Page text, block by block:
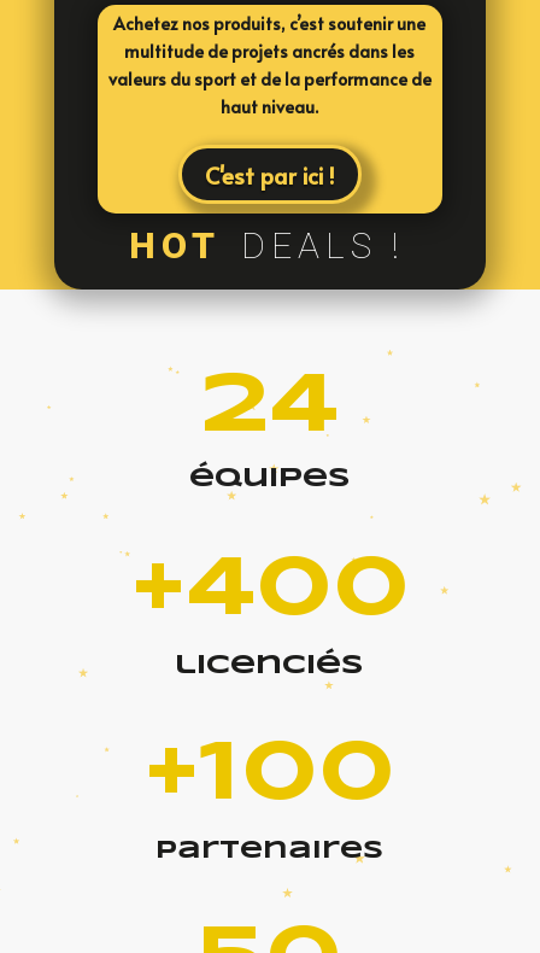
Achetez nos produits, c’est soutenir une
multitude de projets ancrés dans les
valeurs du sport et de la performance de
haut niveau.
C'est par ici !
HOT DEALS !
24
équipes
+400
licenciés
+100
partenaires